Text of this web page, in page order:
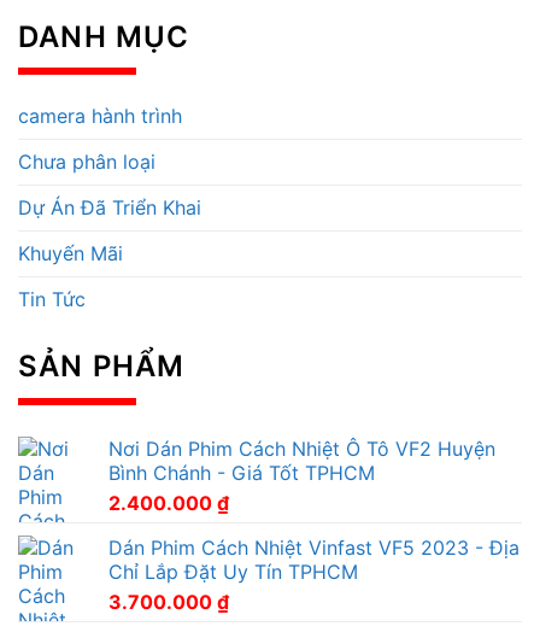
DANH MỤC
camera hành trình
Chưa phân loại
Dự Án Đã Triển Khai
Khuyến Mãi
Tin Tức
SẢN PHẨM
Nơi Dán Phim Cách Nhiệt Ô Tô VF2 Huyện
Bình Chánh - Giá Tốt TPHCM
2.400.000 ₫
Dán Phim Cách Nhiệt Vinfast VF5 2023 - Địa
Chỉ Lắp Đặt Uy Tín TPHCM
3.700.000 ₫